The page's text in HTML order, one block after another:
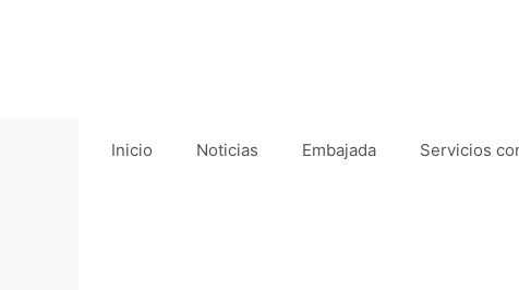
Inicio Noticias Embajada Servicios